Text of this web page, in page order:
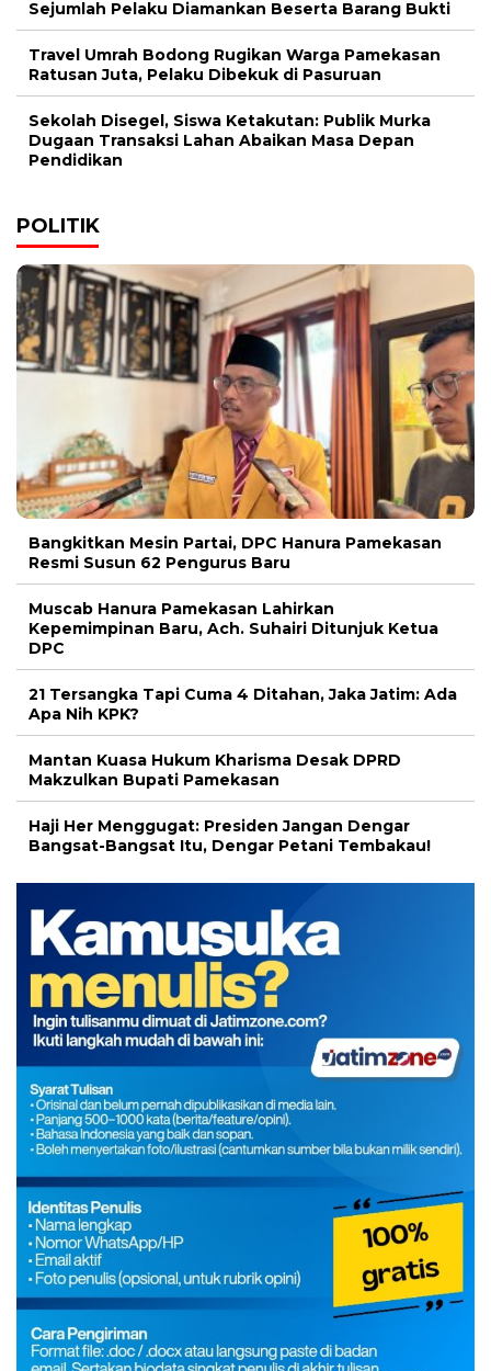
Sejumlah Pelaku Diamankan Beserta Barang Bukti
Travel Umrah Bodong Rugikan Warga Pamekasan
Ratusan Juta, Pelaku Dibekuk di Pasuruan
Sekolah Disegel, Siswa Ketakutan: Publik Murka
Dugaan Transaksi Lahan Abaikan Masa Depan
Pendidikan
POLITIK
Bangkitkan Mesin Partai, DPC Hanura Pamekasan
Resmi Susun 62 Pengurus Baru
Muscab Hanura Pamekasan Lahirkan
Kepemimpinan Baru, Ach. Suhairi Ditunjuk Ketua
DPC
21 Tersangka Tapi Cuma 4 Ditahan, Jaka Jatim: Ada
Apa Nih KPK?
Mantan Kuasa Hukum Kharisma Desak DPRD
Makzulkan Bupati Pamekasan
Haji Her Menggugat: Presiden Jangan Dengar
Bangsat-Bangsat Itu, Dengar Petani Tembakau!